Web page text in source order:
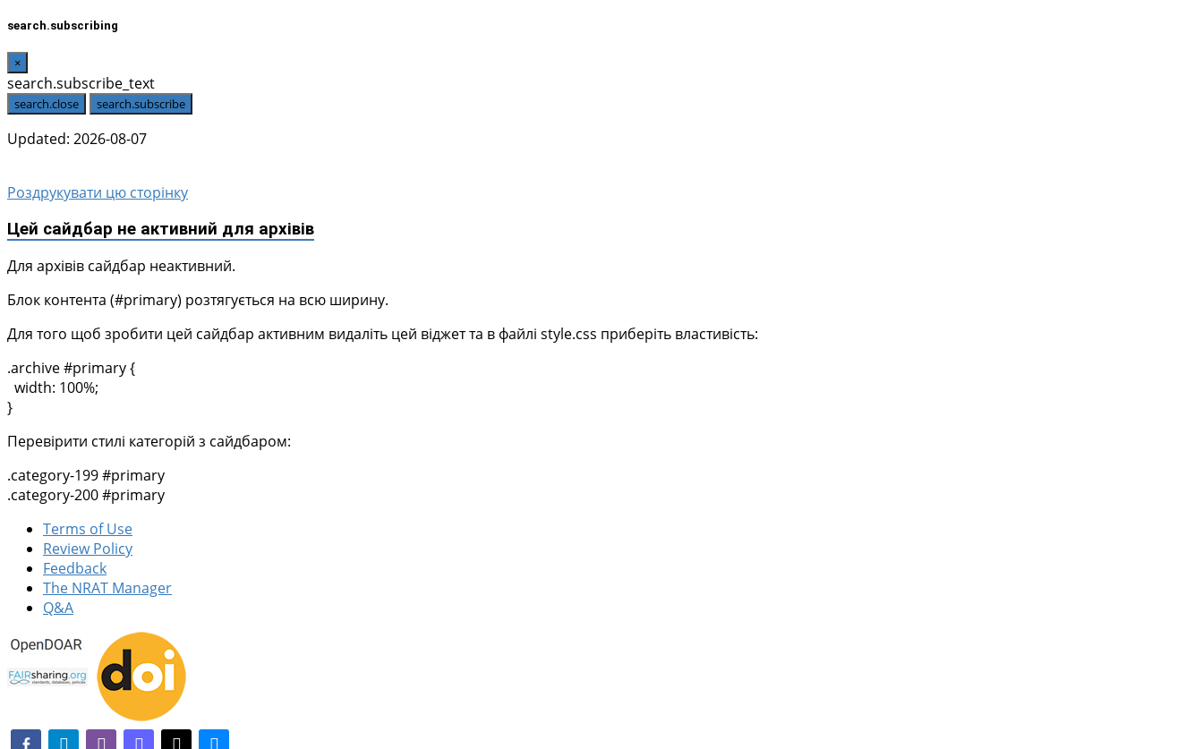
search.subscribing
×
search.subscribe_text
search.close search.subscribe
Updated: 2026-08-07
Роздрукувати цю сторінку
Цей сайдбар не активний для архівів
Для архівів сайдбар неактивний.
Блок контента (#primary) розтягується на всю ширину.
Для того щоб зробити цей сайдбар активним видаліть цей віджет та в файлі style.css приберіть властивість:
.archive #primary {
width: 100%;
}
Перевірити стилі категорій з сайдбаром:
.category-199 #primary
.category-200 #primary
Terms of Use
Review Policy
Feedback
The NRAT Manager
Q&A
facebook-alt
telegramwhatsappmastodon
threadsbluesky